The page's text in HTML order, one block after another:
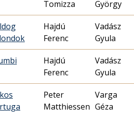
Tomizza
György
Hajdú
Ferenc
Vadász
Gyula
Hajdú
Ferenc
Vadász
Gyula
Peter
Matthiessen
Varga
Géza